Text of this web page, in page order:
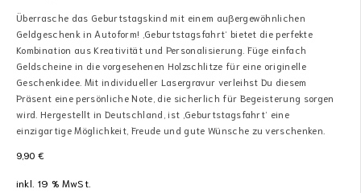
Überrasche das Geburtstagskind mit einem außergewöhnlichen
Geldgeschenk in Autoform! ‚Geburtstagsfahrt‘ bietet die perfekte
Kombination aus Kreativität und Personalisierung. Füge einfach
Geldscheine in die vorgesehenen Holzschlitze für eine originelle
Geschenkidee. Mit individueller Lasergravur verleihst Du diesem
Präsent eine persönliche Note, die sicherlich für Begeisterung sorgen
wird. Hergestellt in Deutschland, ist ‚Geburtstagsfahrt‘ eine
einzigartige Möglichkeit, Freude und gute Wünsche zu verschenken.
9,90 €
inkl. 19 % MwSt.